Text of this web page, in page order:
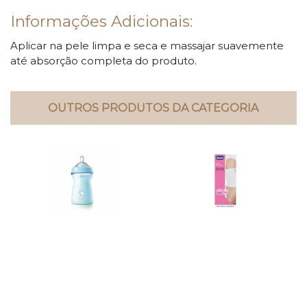
Informações Adicionais:
Aplicar na pele limpa e seca e massajar suavemente
até absorção completa do produto.
OUTROS PRODUTOS DA CATEGORIA